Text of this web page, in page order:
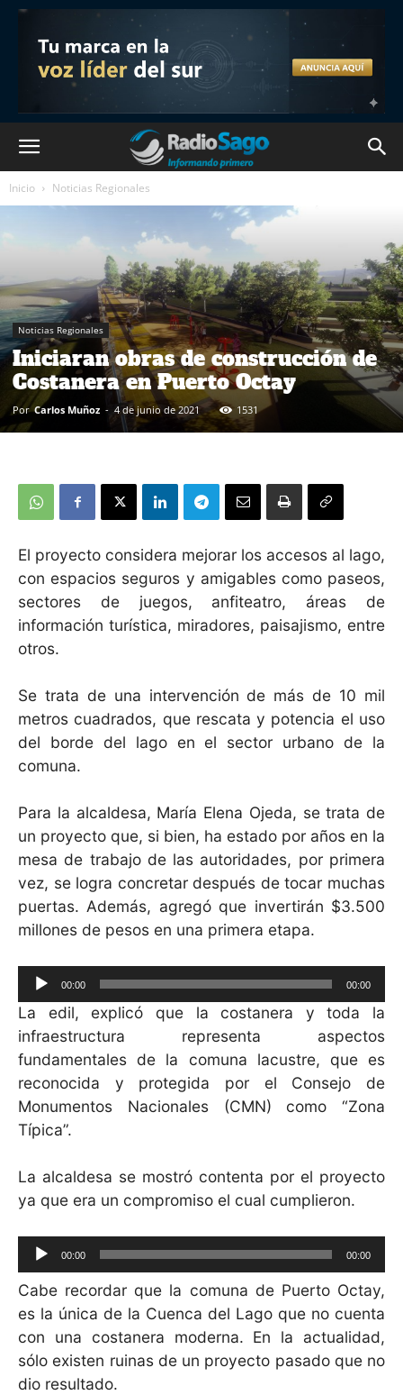
Inicio Noticias Regionales
Noticias Regionales
Iniciaran obras de construcción de
Costanera en Puerto Octay
Por Carlos Muñoz - 4 de junio de 2021 1531
El proyecto considera mejorar los accesos al lago,
con espacios seguros y amigables como paseos,
sectores de juegos, anfiteatro, áreas de
información turística, miradores, paisajismo, entre
otros.
Se trata de una intervención de más de 10 mil
metros cuadrados, que rescata y potencia el uso
del borde del lago en el sector urbano de la
comuna.
Para la alcaldesa, María Elena Ojeda, se trata de
un proyecto que, si bien, ha estado por años en la
mesa de trabajo de las autoridades, por primera
vez, se logra concretar después de tocar muchas
puertas.Además, agregó que invertirán $3.500
millones de pesos en una primera etapa.
Reproductor
de
audio
00:00 00:00
La edil, explicó que la costanera y toda la
infraestructura representa aspectos
fundamentales de la comuna lacustre, que es
reconocida y protegida por el Consejo de
Monumentos Nacionales (CMN) como “Zona
Típica”.
La alcaldesa se mostró contenta por el proyecto
ya que era un compromiso el cual cumplieron.
Reproductor
de
audio
00:00 00:00
Cabe recordar que la comuna de Puerto Octay,
es la única de la Cuenca del Lago que no cuenta
con una costanera moderna. En la actualidad,
sólo existen ruinas de un proyecto pasado que no
dio resultado.